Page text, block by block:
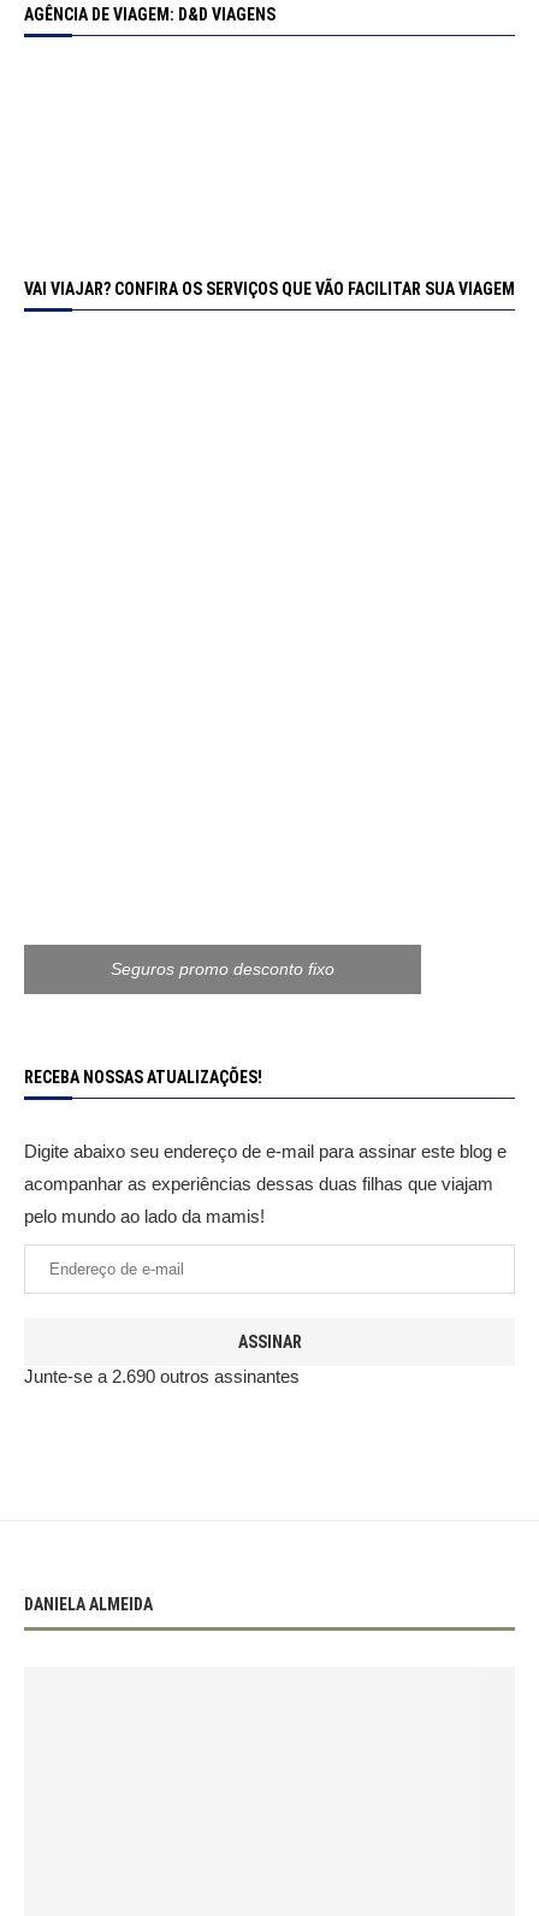
AGÊNCIA DE VIAGEM: D&D VIAGENS
VAI VIAJAR? CONFIRA OS SERVIÇOS QUE VÃO FACILITAR SUA VIAGEM
Seguros promo desconto fixo
RECEBA NOSSAS ATUALIZAÇÕES!
Digite abaixo seu endereço de e-mail para assinar este blog e
acompanhar as experiências dessas duas filhas que viajam
pelo mundo ao lado da mamis!
ASSINAR
Junte-se a 2.690 outros assinantes
DANIELA ALMEIDA